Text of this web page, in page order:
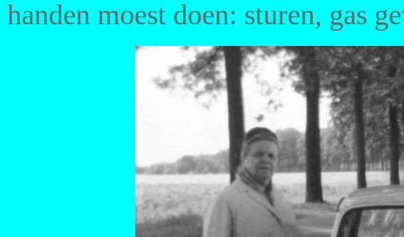
handen moest doen: sturen, gas